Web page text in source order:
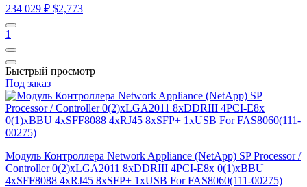
234 029 ₽ $2,773
1
Быстрый просмотр
Под заказ
Модуль Контроллера Network Appliance (NetApp) SP Processor /
Controller 0(2)xLGA2011 8xDDRIII 4PCI-E8x 0(1)xBBU
4xSFF8088 4xRJ45 8xSFP+ 1xUSB For FAS8060(111-00275)